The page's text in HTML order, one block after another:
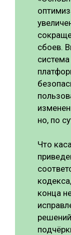
сбоев.
но, по
Что
конца